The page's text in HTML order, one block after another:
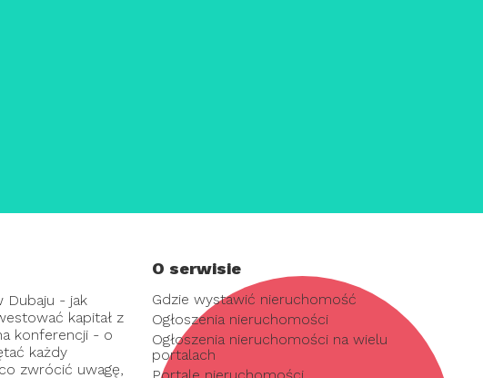
Dubaju - jak
kapitał z
konferencji - o
każdy
zwrócić uwagę,
O serwisie
Gdzie wystawić nieruchomość
Ogłoszenia nieruchomości
Ogłoszenia nieruchomości na wielu
portalach